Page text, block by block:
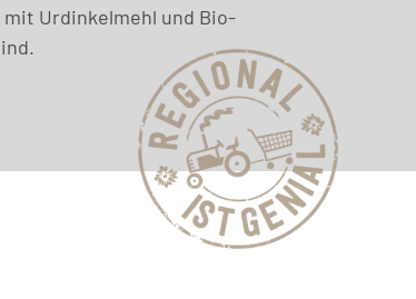
mit Urdinkelmehl und Bio-